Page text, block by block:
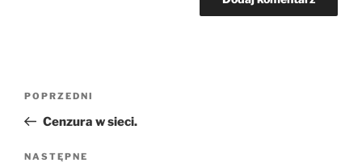
Poprzedni
wpis
POPRZEDNI
Cenzura w sieci.
Następny
NASTĘPNE